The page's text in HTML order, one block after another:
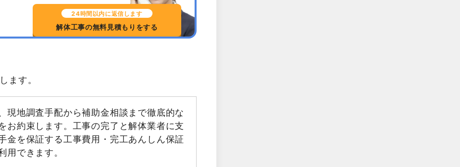
24時間以内に返信します
解体工事の無料見積もりをする
ます。
現地調査手配から補助金相談まで徹底的な
お約束します。工事の完了と解体業者に支
金を保証する工事費用・完工あんしん保証
用できます。